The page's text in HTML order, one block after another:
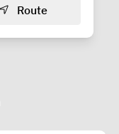
Route